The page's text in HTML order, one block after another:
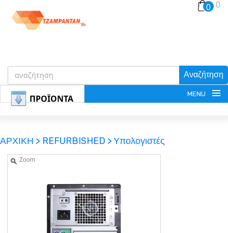
Αναζήτηση
0 0
ΠΡΟΪΟΝΤΑ MENU
ΚΑΛΑΘΙ-ΑΓΟΡΩΝ
ΑΡΧΙΚΗ > REFURBISHED >Υπολογιστές
Zoom